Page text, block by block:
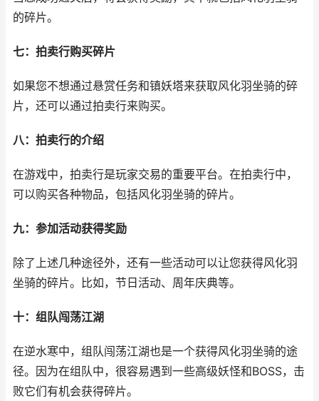
的碎片。
七：拍卖行购买碎片
如果您不想通过悬赏任务和镇妖塔来获取风化羽坐骑的碎
片，还可以通过拍卖行来购买。
八：拍卖行的介绍
在游戏中，拍卖行是玩家交易的重要平台。在拍卖行中，
可以购买各种物品，包括风化羽坐骑的碎片。
九：参加活动获得奖励
除了上述几种途径外，还有一些活动可以让您获得风化羽
坐骑的碎片。比如，节日活动、周年庆典等。
十：组队闯荡江湖
在逆水寒中，组队闯荡江湖也是一个获得风化羽坐骑的途
径。因为在组队中，很容易遇到一些高级妖怪和BOSS，击
败它们有机会获得碎片。